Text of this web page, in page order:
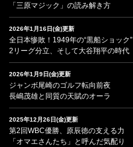
「三原マジック」の読み解き方
2026年1月16日(金)更新
全日本惨敗！1949年の“黒船ショック”
2リーグ分立、そして大谷翔平の時代
2026年1月9日(金)更新
ジャンボ尾崎のゴルフ転向前夜
長嶋茂雄と同質の天賦のオーラ
2025年12月26日(金)更新
第2回WBC優勝、原辰徳の支える力
「オマエさんたち」と呼んだ気配り